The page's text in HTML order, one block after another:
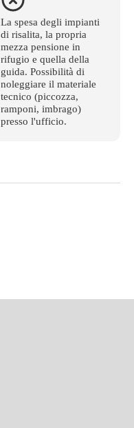
La spesa degli impianti
di risalita, la propria
mezza pensione in
rifugio e quella della
guida. Possibilità di
noleggiare il materiale
tecnico (piccozza,
ramponi, imbrago)
presso l'ufficio.